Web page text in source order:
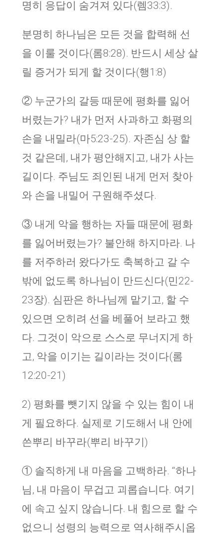
명히 응답이 숨겨져 있다(렘33:3).
분명히 하나님은 모든 것을 합력해 선
을 이룰 것이다(롬8:28). 반드시 세상 살
릴 증거가 되게 할 것이다(행1:8)
② 누군가의 갈등 때문에 평화를 잃어
버렸는가? 내가 먼저 사과하고 화평의
손을 내밀라(마5:23-25). 자존심 상 할
것 같은데, 내가 평안해지고, 내가 사는
길이다. 주님도 죄인된 내게 먼저 찾아
와 손을 내밀어 구원해주셨다.
③ 내게 악을 행하는 자들 때문에 평화
를 잃어버렸는가? 불안해 하지마라. 나
를 저주하러 왔다가도 축복하고 갈 수
밖에 없도록 하나님이 만드신다(민22-
23장). 심판은 하나님께 맡기고, 할 수
있으면 오히려 선을 베풀어 보라고 했
다. 그것이 악으로 스스로 무너지게 하
고, 악을 이기는 길이라는 것이다(롬
12:20-21)
2) 평화를 뺏기지 않을 수 있는 힘이 내
게 필요하다. 실제로 기도해서 내 안에
쓴뿌리 바꾸라(뿌리 바꾸기)
① 솔직하게 내 마음을 고백하라. “하나
님, 내 마음이 무겁고 괴롭습니다. 여기
에 속고 싶지 않습니다. 내 힘으로 할 수
없으니 성령의 능력으로 역사해주시옵